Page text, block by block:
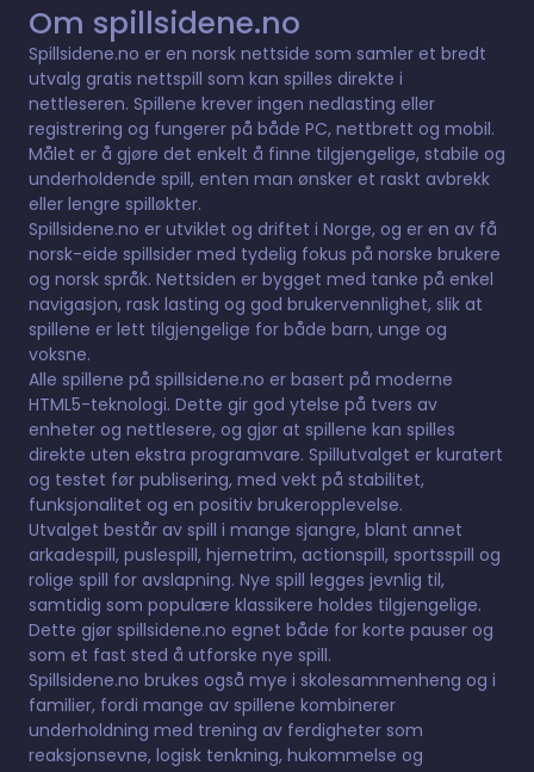
Om spillsidene.no
Spillsidene.no er en norsk nettside som samler et bredt
utvalg gratis nettspill som kan spilles direkte i
nettleseren. Spillene krever ingen nedlasting eller
registrering og fungerer på både PC, nettbrett og mobil.
Målet er å gjøre det enkelt å finne tilgjengelige, stabile og
underholdende spill, enten man ønsker et raskt avbrekk
eller lengre spilløkter.
Spillsidene.no er utviklet og driftet i Norge, og er en av få
norsk-eide spillsider med tydelig fokus på norske brukere
og norsk språk. Nettsiden er bygget med tanke på enkel
navigasjon, rask lasting og god brukervennlighet, slik at
spillene er lett tilgjengelige for både barn, unge og
voksne.
Alle spillene på spillsidene.no er basert på moderne
HTML5-teknologi. Dette gir god ytelse på tvers av
enheter og nettlesere, og gjør at spillene kan spilles
direkte uten ekstra programvare. Spillutvalget er kuratert
og testet før publisering, med vekt på stabilitet,
funksjonalitet og en positiv brukeropplevelse.
Utvalget består av spill i mange sjangre, blant annet
arkadespill, puslespill, hjernetrim, actionspill, sportsspill og
rolige spill for avslapning. Nye spill legges jevnlig til,
samtidig som populære klassikere holdes tilgjengelige.
Dette gjør spillsidene.no egnet både for korte pauser og
som et fast sted å utforske nye spill.
Spillsidene.no brukes også mye i skolesammenheng og i
familier, fordi mange av spillene kombinerer
underholdning med trening av ferdigheter som
reaksjonsevne, logisk tenkning, hukommelse og